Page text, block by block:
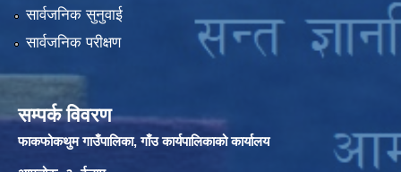
सार्वजनिक सुनुवाई
सार्वजनिक परीक्षण
सम्पर्क विवरण
फाकफोकथुम गाउँपालिका, गाँउ कार्यपालिकाको कार्यालय